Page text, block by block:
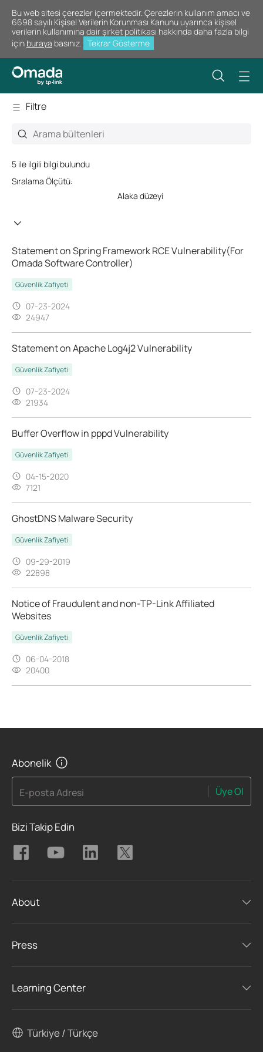
Bu web sitesi çerezler içermektedir. Çerezlerin kullanım amacı ve
6698 sayılı Kişisel Verilerin Korunması Kanunu uyarınca kişisel
verilerin kullanımına dair şirket politikası hakkında daha fazla bilgi
için buraya basınız. Tekrar Gösterme
Filtre
5 ile ilgili bilgi bulundu
Sıralama Ölçütü:
Alaka düzeyi
Statement on Spring Framework RCE Vulnerability(For
Omada Software Controller)
Güvenlik Zafiyeti
07-23-2024
24947
Statement on Apache Log4j2 Vulnerability
Güvenlik Zafiyeti
07-23-2024
21934
Buffer Overflow in pppd Vulnerability
Güvenlik Zafiyeti
04-15-2020
7121
GhostDNS Malware Security
Güvenlik Zafiyeti
09-29-2019
22898
Notice of Fraudulent and non-TP-Link Affiliated
Websites
Güvenlik Zafiyeti
06-04-2018
20400
Abonelik
E-posta Adresi Üye Ol
Bizi Takip Edin
About
Press
Learning Center
Türkiye / Türkçe